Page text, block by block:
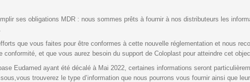
ses obligations MDR : nous sommes prêts à fournir à nos distributeurs les
que vous faites pour être conformes à cette nouvelle réglementation et nous
conformité, et que vous aurez besoin du support de Coloplast pour atteindre cet
Eudamed ayant été décalé à Mai 2022, certaines informations seront
trouverez le type d’information que nous pourrons vous fournir ainsi que